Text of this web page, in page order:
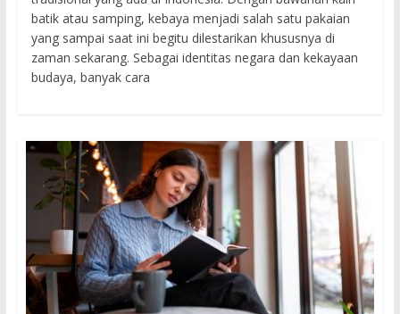
batik atau samping, kebaya menjadi salah satu pakaian
yang sampai saat ini begitu dilestarikan khususnya di
zaman sekarang. Sebagai identitas negara dan kekayaan
budaya, banyak cara